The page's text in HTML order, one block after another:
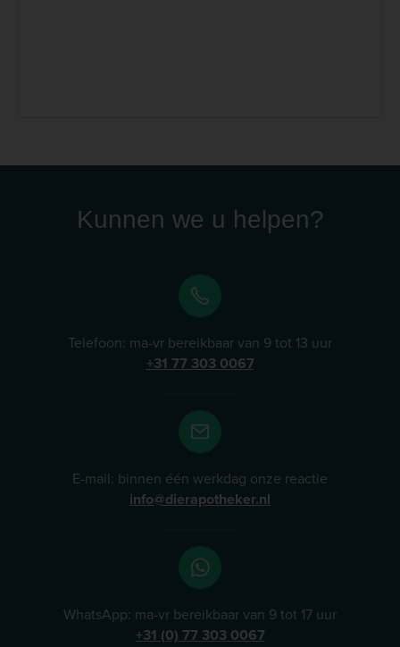
en dierenartsen. Lees meer
Kunnen we u helpen?
Telefoon: ma-vr bereikbaar van 9 tot 13 uur
+31 77 303 0067
E-mail: binnen één werkdag onze reactie
info@dierapotheker.nl
WhatsApp: ma-vr bereikbaar van 9 tot 17 uur
+31 (0) 77 303 0067